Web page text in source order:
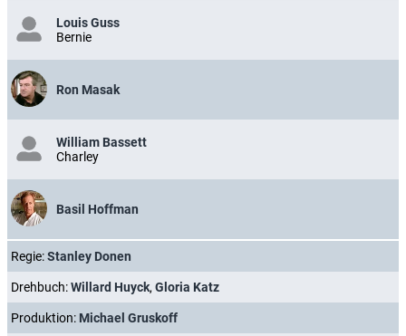
Louis Guss
Bernie
Ron Masak
William Bassett
Charley
Basil Hoffman
Regie:Stanley Donen
Drehbuch:Willard Huyck, Gloria Katz
Produktion: Michael Gruskoff